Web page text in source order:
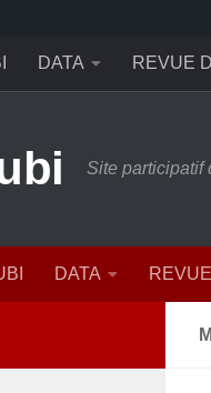
DATA REVUE
Site participatif
DATA